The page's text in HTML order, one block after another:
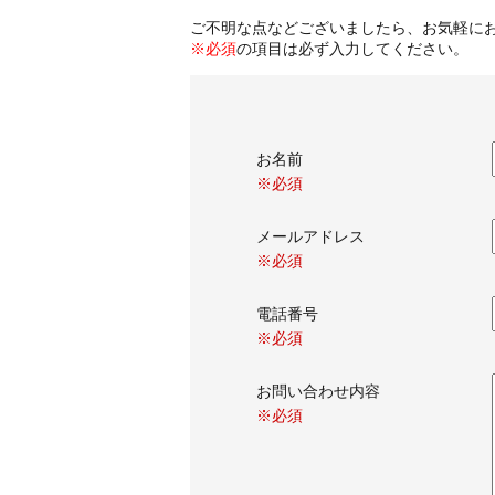
ご不明な点などございましたら、お気軽に
※必須の項目は必ず入力してください。
お名前
※必須
メールアドレス
※必須
電話番号
※必須
お問い合わせ内容
※必須